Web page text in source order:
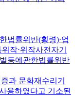
법률위반(횡령)⋅업
작⋅위작사전자기
등에관한법률위반
과 문화재수리기
용하였다고 기소된